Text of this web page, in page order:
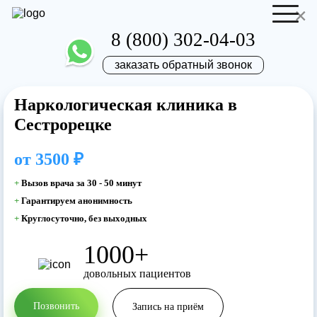
8 (800) 302-04-03
заказать обратный звонок
Наркологическая клиника в
Сестрорецке
от 3500 ₽
+ Вызов врача за 30 - 50 минут
+ Гарантируем анонимность
+ Круглосуточно, без выходных
1000+
довольных пациентов
Позвонить Запись на приём
Запись на приём
Ваше имя
Ваш телефон
Ваша заявка
отправлена
Наш врач свяжется с вами в самое
ближайшее время!
Отправить резюме
Ваше имя
×